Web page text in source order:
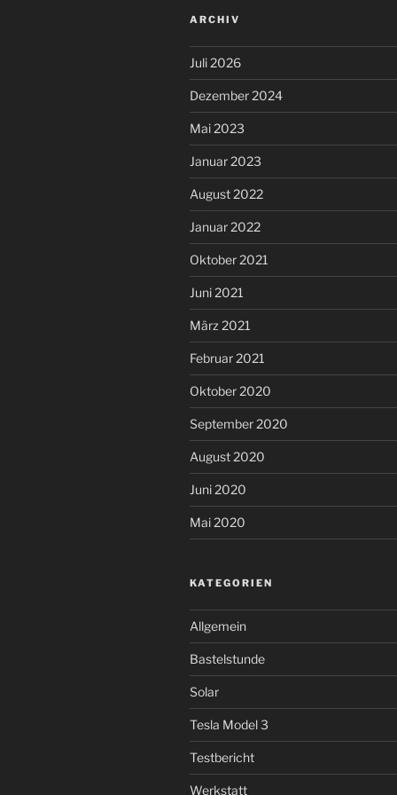
ARCHIV
Juli 2026
Dezember 2024
Mai 2023
Januar 2023
August 2022
Januar 2022
Oktober 2021
Juni 2021
März 2021
Februar 2021
Oktober 2020
September 2020
August 2020
Juni 2020
Mai 2020
KATEGORIEN
Allgemein
Bastelstunde
Solar
Tesla Model 3
Testbericht
Werkstatt